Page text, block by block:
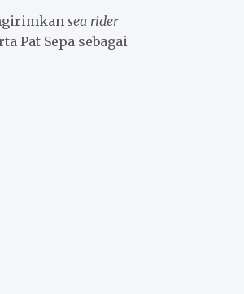
sea rider
Pat Sepa sebagai